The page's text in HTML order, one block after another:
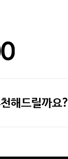
5만원 이
해드릴까요?